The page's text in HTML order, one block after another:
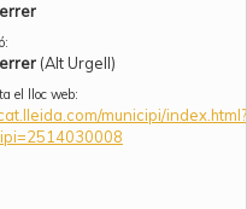
(Alt Urgell)
el lloc web:
municipi/index.html?